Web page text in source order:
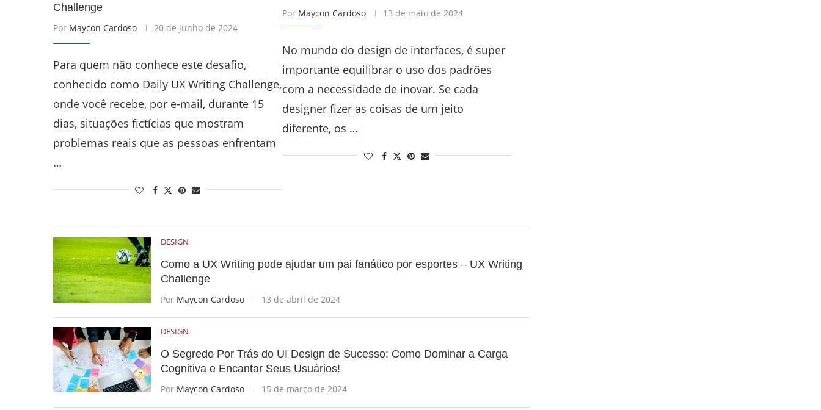
Challenge
Por Maycon Cardoso 20 de junho de 2024
Para quem não conhece este desafio,
conhecido como Daily UX Writing Challenge,
onde você recebe, por e-mail, durante 15
dias, situações fictícias que mostram
problemas reais que as pessoas enfrentam
…
Por Maycon Cardoso 13 de maio de 2024
No mundo do design de interfaces, é super
importante equilibrar o uso dos padrões
com a necessidade de inovar. Se cada
designer fizer as coisas de um jeito
diferente, os …
DESIGN
Como a UX Writing pode ajudar um pai fanático por esportes – UX Writing
Challenge
Por Maycon Cardoso 13 de abril de 2024
DESIGN
O Segredo Por Trás do UI Design de Sucesso: Como Dominar a Carga
Cognitiva e Encantar Seus Usuários!
Por Maycon Cardoso 15 de março de 2024